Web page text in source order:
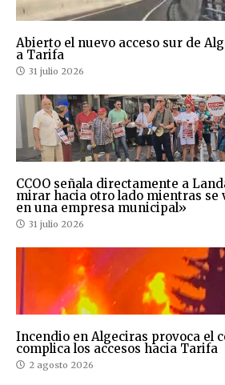
Abierto el nuevo acceso sur de
a Tarifa
31 julio 2026
CCOO señala directamente a
mirar hacia otro lado mientras se
en una empresa municipal»
31 julio 2026
Incendio en Algeciras provoca el
complica los accesos hacia Tarifa
2 agosto 2026